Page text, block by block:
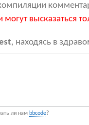
могут высказаться
, находясь в
ли нам bbcode?